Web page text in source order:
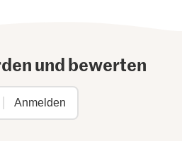
und bewerten
Anmelden